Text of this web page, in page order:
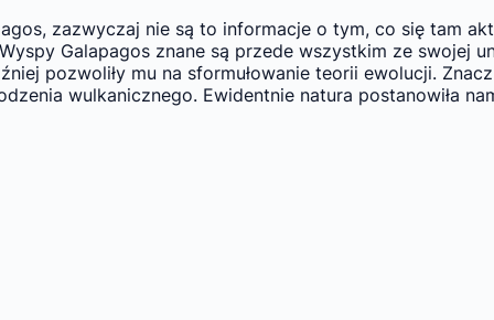
zazwyczaj nie są to informacje o tym, co się tam
Galapagos znane są przede wszystkim ze swojej
pozwoliły mu na sformułowanie teorii ewolucji.
wulkanicznego. Ewidentnie natura postanowiła